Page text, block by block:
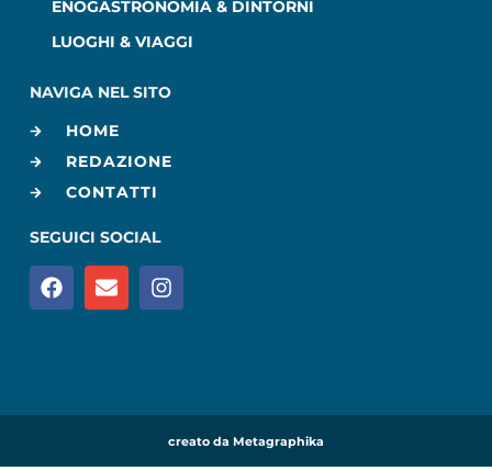
ENOGASTRONOMIA & DINTORNI
LUOGHI & VIAGGI
NAVIGA NEL SITO
HOME
REDAZIONE
CONTATTI
SEGUICI SOCIAL
creato da Metagraphika